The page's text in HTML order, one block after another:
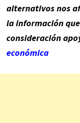
alternativos nos
la información
consideración
económica